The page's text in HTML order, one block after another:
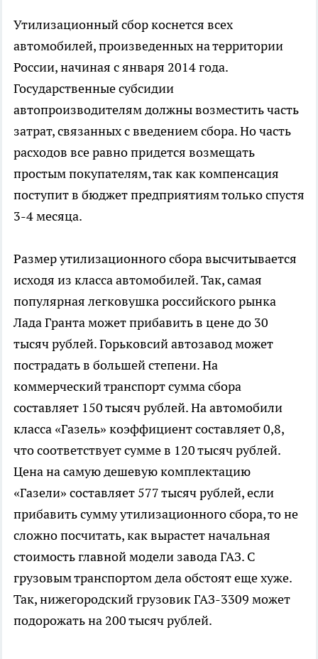
Утилизационный сбор коснется всех
автомобилей, произведенных на территории
России, начиная с января 2014 года.
Государственные субсидии
автопроизводителям должны возместить часть
затрат, связанных с введением сбора. Но часть
расходов все равно придется возмещать
простым покупателям, так как компенсация
поступит в бюджет предприятиям только спустя
3-4 месяца.
Размер утилизационного сбора высчитывается
исходя из класса автомобилей. Так, самая
популярная легковушка российского рынка
Лада Гранта может прибавить в цене до 30
тысяч рублей. Горьковсий автозавод может
пострадать в большей степени. На
коммерческий транспорт сумма сбора
составляет 150 тысяч рублей. На автомобили
класса «Газель» коэффициент составляет 0,8,
что соответствует сумме в 120 тысяч рублей.
Цена на самую дешевую комплектацию
«Газели» составляет 577 тысяч рублей, если
прибавить сумму утилизационного сбора, то не
сложно посчитать, как вырастет начальная
стоимость главной модели завода ГАЗ. С
грузовым транспортом дела обстоят еще хуже.
Так, нижегородский грузовик ГАЗ-3309 может
подорожать на 200 тысяч рублей.